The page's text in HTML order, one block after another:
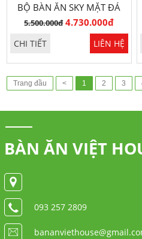
BỘ BÀN ĂN SKY MẶT ĐÁ
1,6M SANG TRỌNG
5.500.000đ 4.730.000đ
CHI TIẾT LIÊN HỆ
Trang đầu < 1 2 3
BÀN ĂN VIỆT
093 257 2809